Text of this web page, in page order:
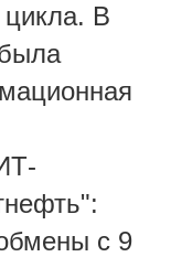
цикла. В
с 9